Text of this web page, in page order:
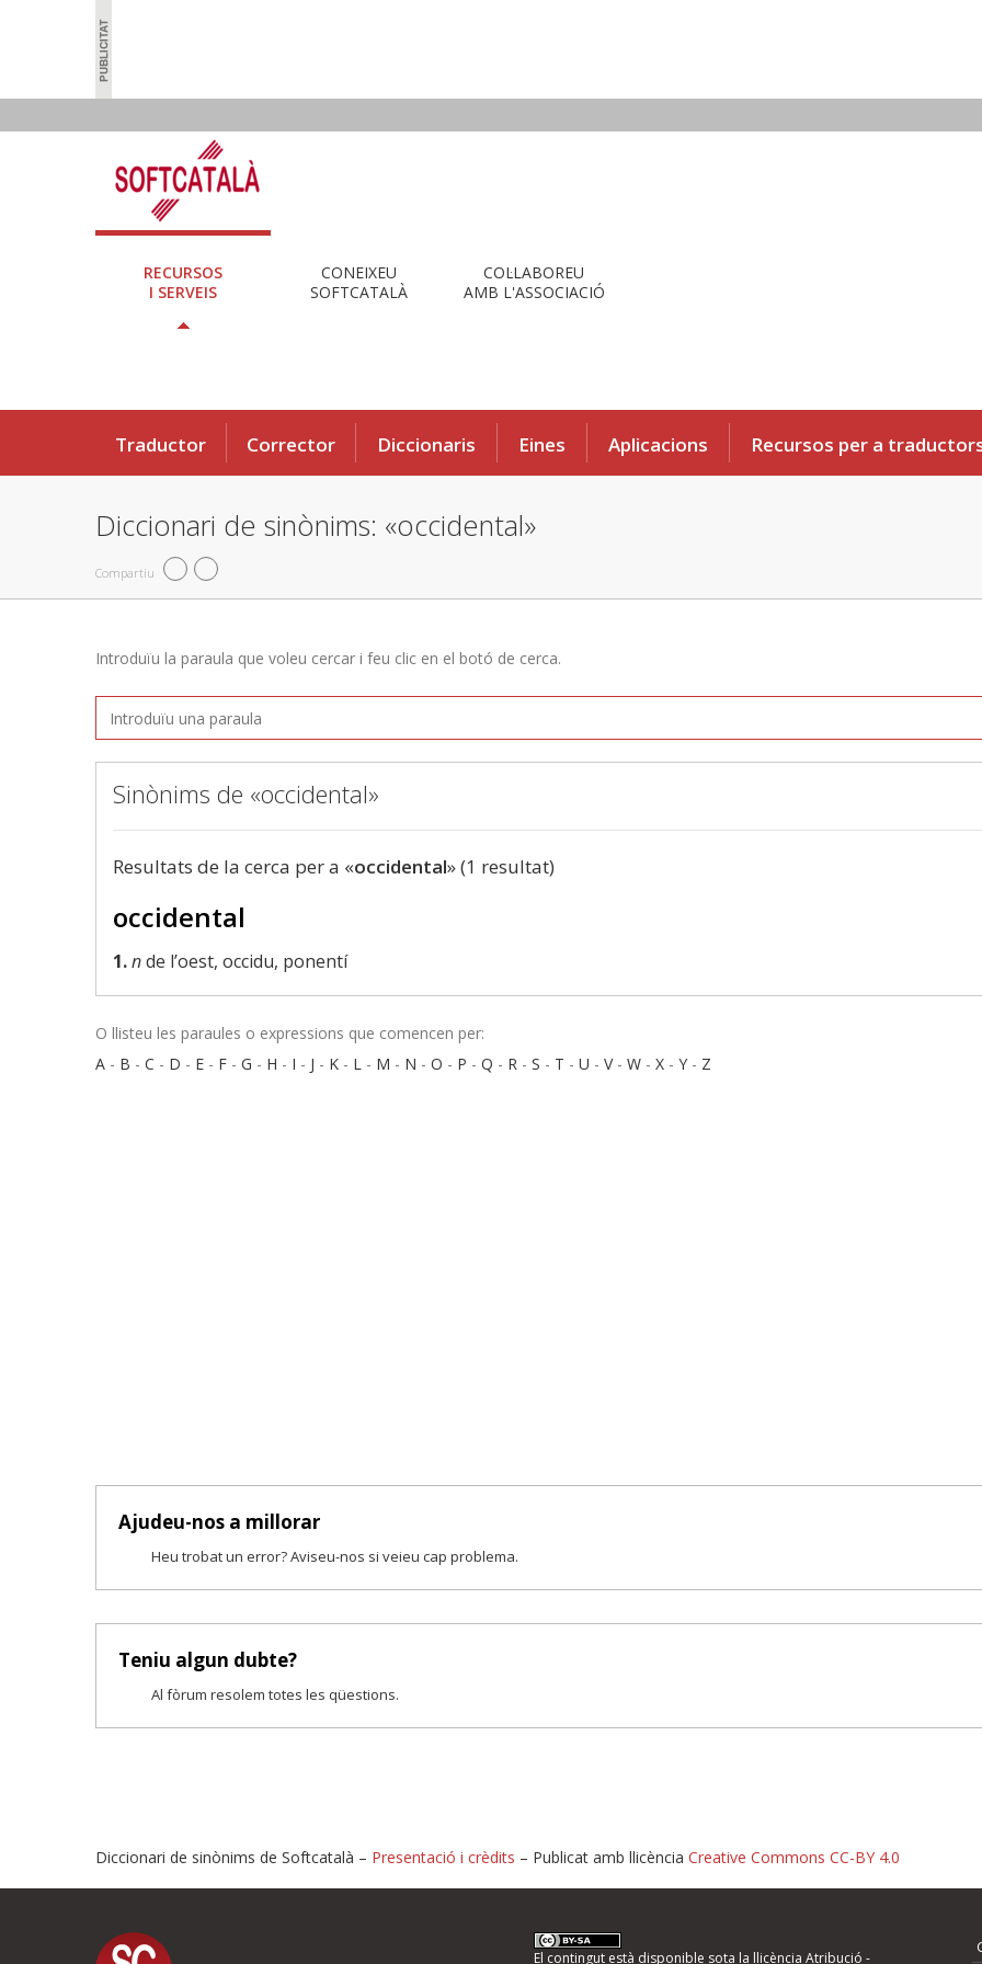
RECURSOS
I SERVEIS
CONEIXEU
SOFTCATALÀ
COL·LABOREU
AMB L'ASSOCIACIÓ
Traductor Corrector Diccionaris Eines Aplicacions Recursos per a
Diccionari de sinònims: «occidental»
Compartiu
Introduïu la paraula que voleu cercar i feu clic en el botó de cerca.
Sinònims de «occidental»
Resultats de la cerca per a «occidental» (1 resultat)
occidental
1.nde l’oest, occidu, ponentí
O llisteu les paraules o expressions que comencen per:
A - B - C - D - E - F - G - H - I - J - K - L - M - N - O - P - Q - R - S - T - U - V- W - X - Y - Z
Ajudeu-nos a millorar
Heu trobat un error? Aviseu-nos si veieu cap problema.
Teniu algun dubte?
Al fòrum resolem totes les qüestions.
Proposeu-nos millores o informeu d'errors
Diccionari de sinònims de Softcatalà – Presentació i crèdits – Publicat amb llicència Creative Commons CC-BY 4.0
El contingut està disponible sota la llicència Atribució -